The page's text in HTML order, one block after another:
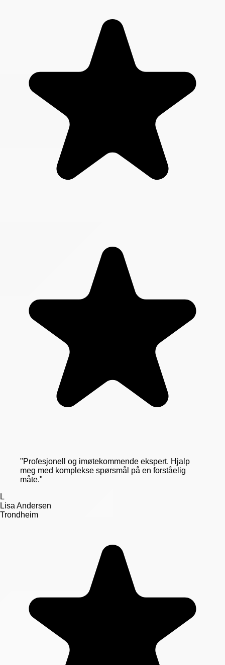
"Profesjonell og imøtekommende ekspert. Hjalp
meg med komplekse spørsmål på en forståelig
måte."
L
Lisa Andersen
Trondheim